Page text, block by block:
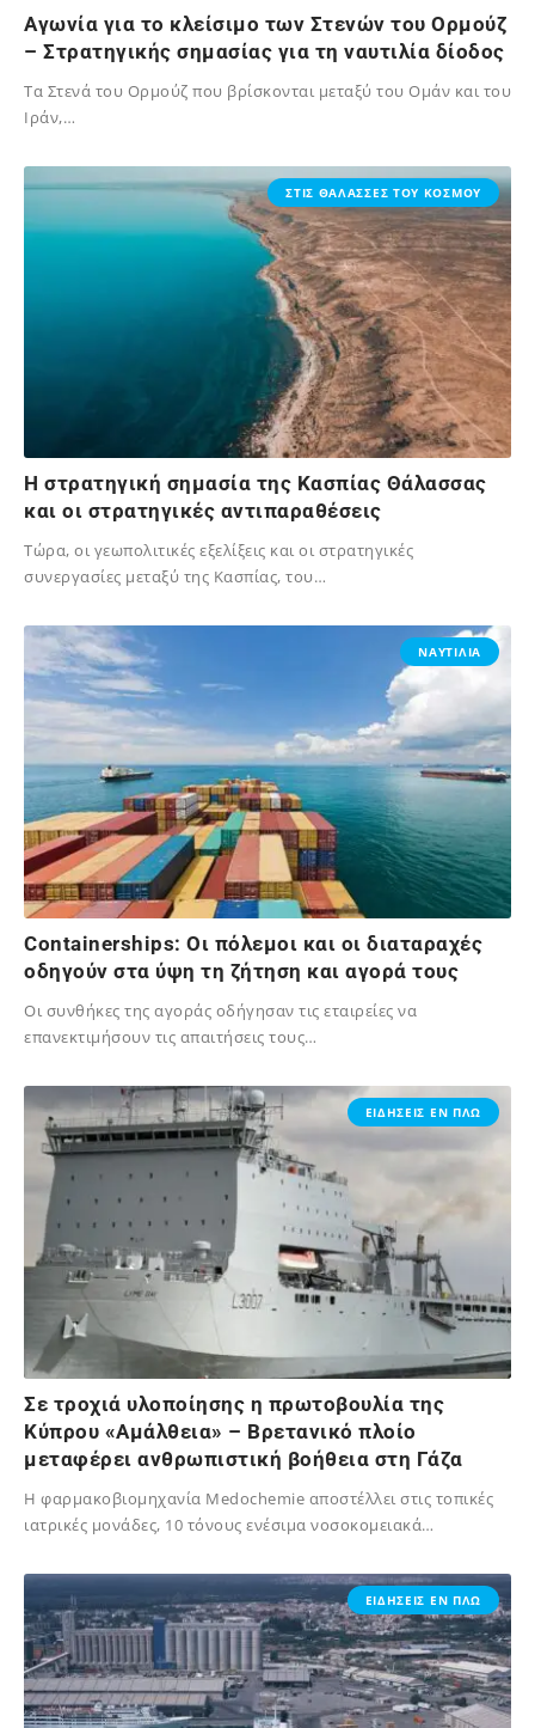
Αγωνία για το κλείσιμο των Στενών του Ορμούζ
– Στρατηγικής σημασίας για τη ναυτιλία δίοδος
Τα Στενά του Ορμούζ που βρίσκονται μεταξύ του Ομάν και του
Ιράν,…
ΣΤΙΣ ΘΑΛΑΣΣΕΣ ΤΟΥ ΚΟΣΜΟΥ
Η στρατηγική σημασία της Κασπίας Θάλασσας
και οι στρατηγικές αντιπαραθέσεις
Τώρα, οι γεωπολιτικές εξελίξεις και οι στρατηγικές
συνεργασίες μεταξύ της Κασπίας, του…
ΝΑΥΤΙΛΙΑ
Containerships: Οι πόλεμοι και οι διαταραχές
οδηγούν στα ύψη τη ζήτηση και αγορά τους
Οι συνθήκες της αγοράς οδήγησαν τις εταιρείες να
επανεκτιμήσουν τις απαιτήσεις τους…
ΕΙΔΗΣΕΙΣ ΕΝ ΠΛΩ
Σε τροχιά υλοποίησης η πρωτοβουλία της
Κύπρου «Αμάλθεια» – Βρετανικό πλοίο
μεταφέρει ανθρωπιστική βοήθεια στη Γάζα
Η φαρμακοβιομηχανία Medochemie αποστέλλει στις τοπικές
ιατρικές μονάδες, 10 τόνους ενέσιμα νοσοκομειακά…
ΕΙΔΗΣΕΙΣ ΕΝ ΠΛΩ